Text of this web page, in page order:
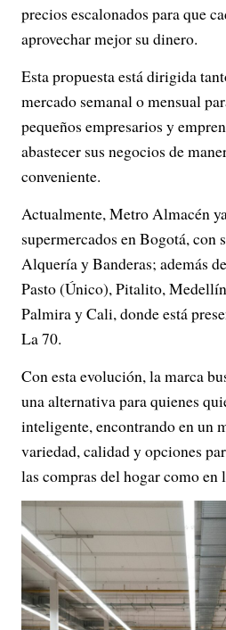
precios escalonados para que
aprovechar mejor su dinero.
Esta propuesta está dirigida
mercado semanal o mensual
pequeños empresarios y
abastecer sus negocios de
conveniente.
Actualmente, Metro Almacén
supermercados en Bogotá, con
Alquería y Banderas; además
Pasto (Único), Pitalito,
Palmira y Cali, donde está
La 70.
Con esta evolución, la marca
una alternativa para quienes
inteligente, encontrando en un
variedad, calidad y opciones
las compras del hogar como en